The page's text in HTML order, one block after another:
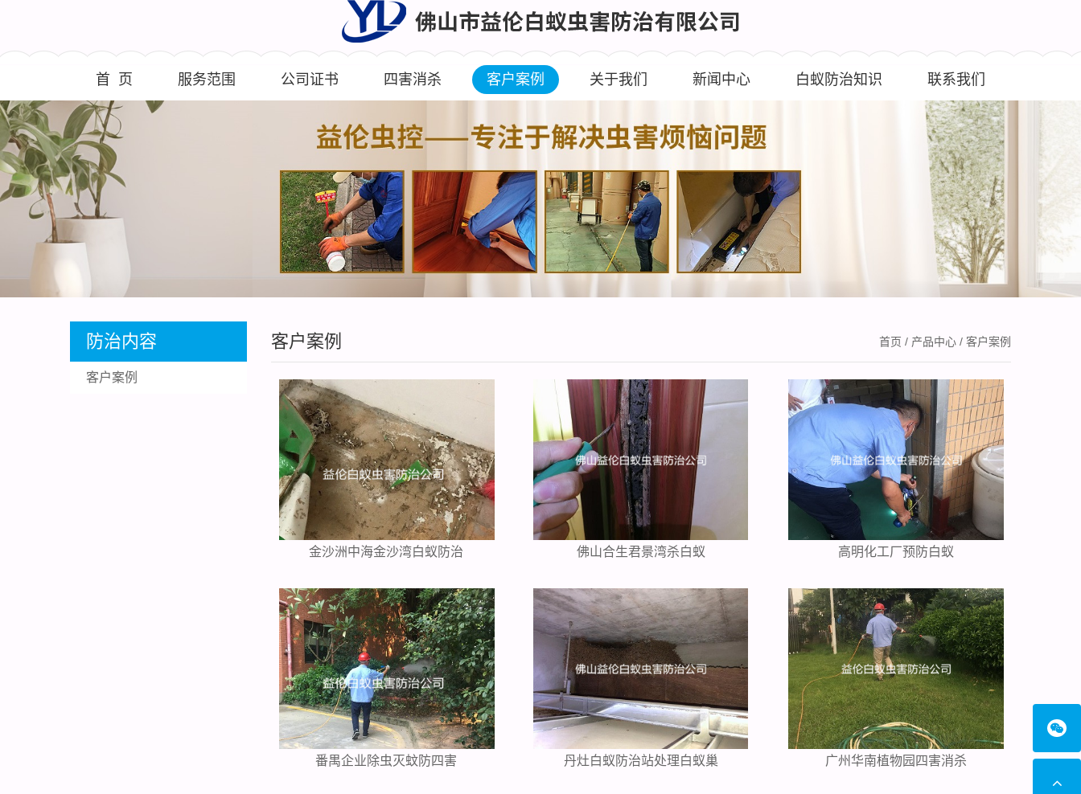
首 页 服务范围 公司证书 四害消杀 客户案例 关于我们 新闻中心 白蚁防治知识 联系我们
防治内容
客户案例
客户案例 首页 / 产品中心 / 客户案例
金沙洲中海金沙湾白蚁防治 佛山合生君景湾杀白蚁 高明化工厂预防白蚁
番禺企业除虫灭蚊防四害 丹灶白蚁防治站处理白蚁巢 广州华南植物园四害消杀